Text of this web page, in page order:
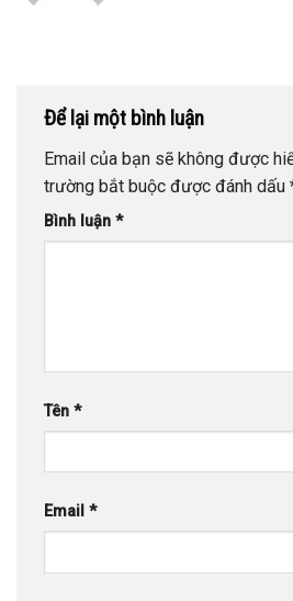
Để lại một bình luận
Email của bạn sẽ không được
trường bắt buộc được đánh dấu
Bình luận *
Tên *
Email *